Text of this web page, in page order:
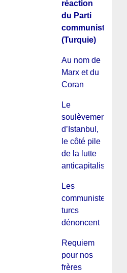
réaction
du Parti
communiste
(Turquie)
Au nom de
Marx et du
Coran
Le
soulèvement
d’Istanbul,
le côté pile
de la lutte
anticapitaliste
Les
communistes
turcs
dénoncent
Requiem
pour nos
frères